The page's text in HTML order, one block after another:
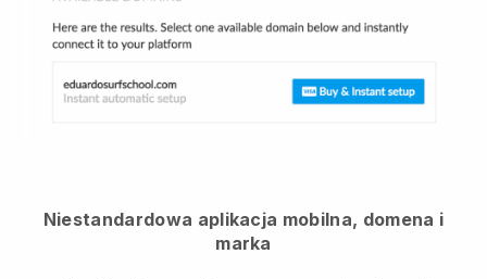
Niestandardowa aplikacja mobilna, domena i
marka